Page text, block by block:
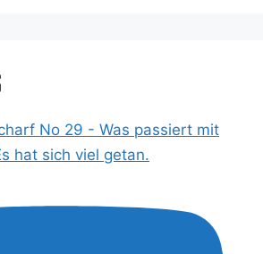
No 29 - Was passiert mit
hat sich viel getan.